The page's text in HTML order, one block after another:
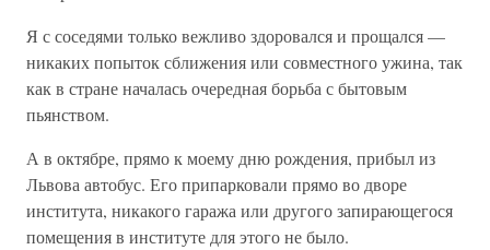
Я с соседями только вежливо здоровался и прощался —
никаких попыток сближения или совместного ужина, так
как в стране началась очередная борьба с бытовым
пьянством.
А в октябре, прямо к моему дню рождения, прибыл из
Львова автобус. Его припарковали прямо во дворе
института, никакого гаража или другого запирающегося
помещения в институте для этого не было.